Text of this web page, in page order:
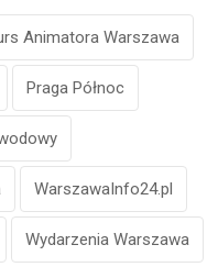
Animatora Warszawa
Praga Północ
WarszawaInfo24.pl
Wydarzenia Warszawa